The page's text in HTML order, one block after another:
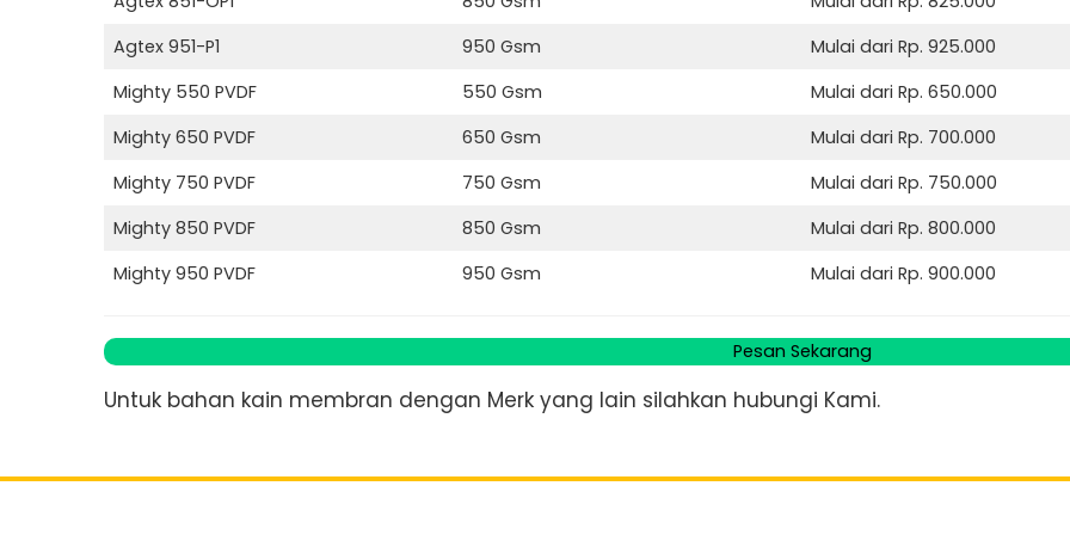
Agtex 951-P1
950 Gsm Mulai dari Rp. 925.000
Mighty 550 PVDF
550 Gsm Mulai dari Rp. 650.000
Mighty 650 PVDF
650 Gsm Mulai dari Rp. 700.000
Mighty 750 PVDF
750 Gsm Mulai dari Rp. 750.000
Mighty 850 PVDF
850 Gsm Mulai dari Rp. 800.000
Mighty 950 PVDF
950 Gsm Mulai dari Rp. 900.000
Pesan Sekarang
Untuk bahan kain membran dengan Merk yang lain silahkan hubungi Kami.